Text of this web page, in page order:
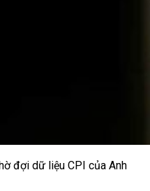
đợi dữ liệu CPI của Anh